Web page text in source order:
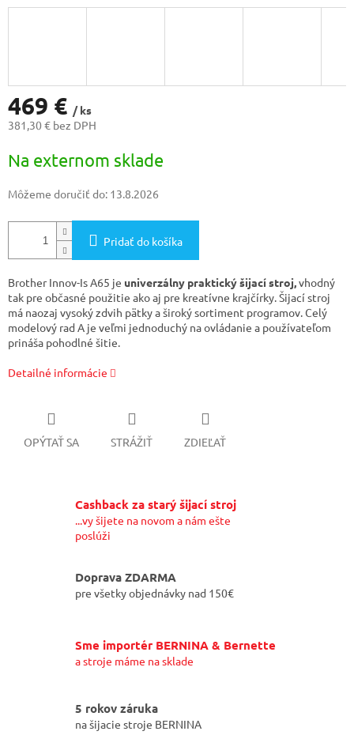
469 € / ks
381,30 € bez DPH
cena:
Na externom sklade
Môžeme doručiť do: 13.8.2026
Pridať do košíka
Brother Innov-Is A65 je univerzálny praktický šijací stroj,vhodný
tak pre občasné použitie ako aj pre kreatívne krajčírky. Šijací stroj
má naozaj vysoký zdvih pätky a široký sortiment programov. Celý
modelový rad A je veľmi jednoduchý na ovládanie a používateľom
prináša pohodlné šitie.
Detailné informácie
OPÝTAŤ SA STRÁŽIŤ ZDIEĽAŤ
Cashback za starý šijací stroj
...vy šijete na novom a nám ešte
poslúži
Doprava ZDARMA
pre všetky objednávky nad 150€
Sme importér BERNINA & Bernette
a stroje máme na sklade
5 rokov záruka
na šijacie stroje BERNINA